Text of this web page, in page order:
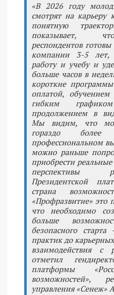
«В 2026 году
смотрят на
понятную
показывает,
респондентов
компании 3-5 лет,
работу и учебу и
больше часов в
короткие
оплатой,
гибким
продолжением в
Мы видим, что
гораздо
профессиональном
можно раньше
приобрести
перспективы
Президентской
страна
«Профразвитие» это
что необходимо
больше
безопасного
практик до
взаимодействия с
отметил
платформы
возможностей»,
управления «Сенеж»